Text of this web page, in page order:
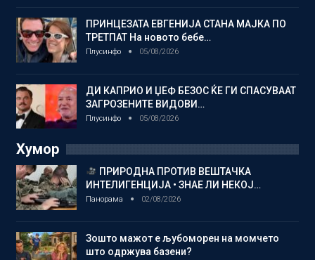
ПРИНЦЕЗАТА ЕВГЕНИЈА СТАНА МАЈКА ПО
ТРЕТПАТ На новото бебе…
Плусинфо 05/08/2026
ДИ КАПРИО И ЏЕФ БЕЗОС ЌЕ ГИ СПАСУВААТ
ЗАГРОЗЕНИТЕ ВИДОВИ…
Плусинфо 05/08/2026
Хумор
ПРИРОДНА ПРОТИВ ВЕШТАЧКА
ИНТЕЛИГЕНЦИЈА • ЗНАЕ ЛИ НЕКОЈ…
Панорама 02/08/2026
Зошто мажот е љубоморен на момчето
што одржува базени?